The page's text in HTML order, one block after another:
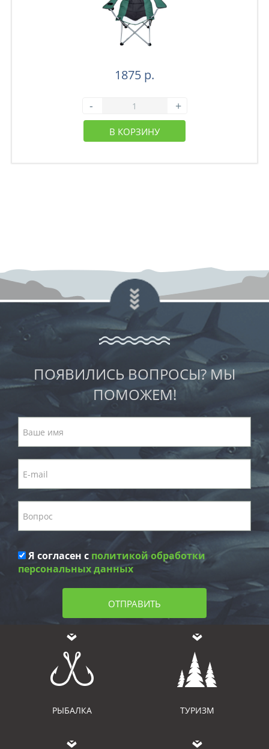
1875 р.
- +
В КОРЗИНУ
ПОЯВИЛИСЬ ВОПРОСЫ? МЫ
ПОМОЖЕМ!
Я согласен с политикой обработки
персональных данных
ОТПРАВИТЬ
РЫБАЛКА ТУРИЗМ